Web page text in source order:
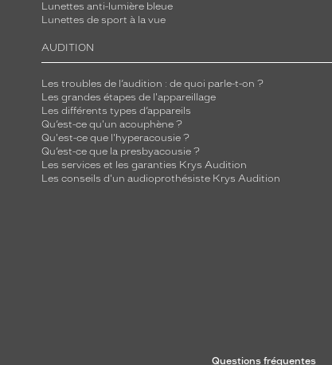
Lunettes anti-lumière bleue
Lunettes de sport à la vue
AUDITION
Les troubles de l’audition : de quoi parle-t-on ?
Les grandes étapes de l'appareillage
Les différents types d’appareils
Qu’est-ce qu'un acouphène ?
Qu'est-ce que l'hyperacousie ?
Qu’est-ce que la presbyacousie ?
Les services et les garanties Krys Audition
Les conseils d'un audioprothésiste Krys Audition
Questions fréquentes